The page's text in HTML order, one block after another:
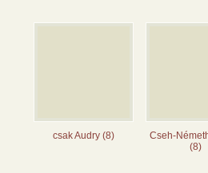
csak Audry (8)
Cseh-
(8)